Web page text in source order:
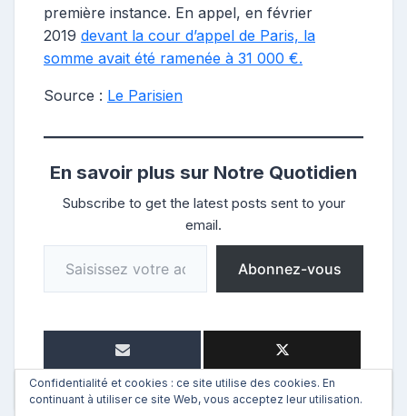
première instance. En appel, en février
2019 devant la cour d’appel de Paris, la
somme avait été ramenée à 31 000 €.
Source : Le Parisien
En savoir plus sur Notre Quotidien
Subscribe to get the latest posts sent to your
email.
Saisissez votre adresse e-mail…
Abonnez-vous
Confidentialité et cookies : ce site utilise des cookies. En
continuant à utiliser ce site Web, vous acceptez leur utilisation.